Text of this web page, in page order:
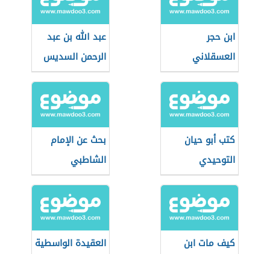
ابن حجر
العسقلاني
عبد الله بن عبد
الرحمن السديس
كتب أبو حيان
التوحيدي
بحث عن الإمام
الشاطبي
كيف مات ابن
العقيدة الواسطية